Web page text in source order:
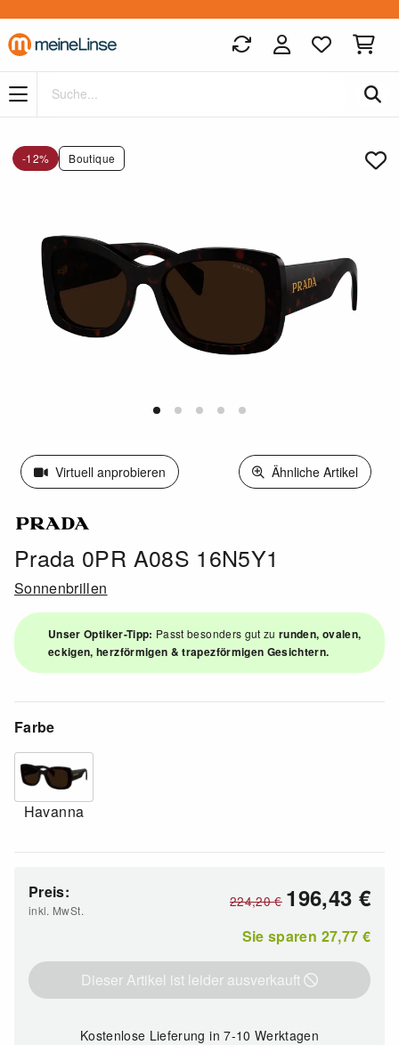
Zum Hauptinhalt springen
-12% Boutique
Virtuell anprobieren Ähnliche Artikel
Prada 0PR A08S 16N5Y1
Sonnenbrillen
Unser Optiker-Tipp: Passt besonders gut zurunden, ovalen,
eckigen, herzförmigen & trapezförmigen Gesichtern.
Farbe
Havanna
Preis:
inkl. MwSt.
224,20€ 196,43 €
Sie sparen 27,77 €
Dieser Artikel ist leider ausverkauft
Kostenlose Lieferungin 7-10 Werktagen